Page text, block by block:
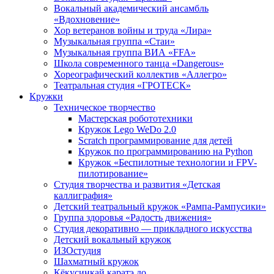
Вокальный академический ансамбль
«Вдохновение»
Хор ветеранов войны и труда «Лира»
Музыкальная группа «Стаи»
Музыкальная группа ВИА «FFA»
Школа современного танца «Dangerous»
Хореографический коллектив «Аллегро»
Театральная студия «ГРОТЕСК»
Кружки
Техническое творчество
Мастерская робототехники
Кружок Lego WeDo 2.0
Scratch программирование для детей
Кружок по программированию на Python
Кружок «Беспилотные технологии и FPV-
пилотирование»
Студия творчества и развития «Детская
каллиграфия»
Детский театральный кружок «Рампа-Рампусики»
Группа здоровья «Радость движения»
Студия декоративно — прикладного искусства
Детский вокальный кружок
ИЗОстудия
Шахматный кружок